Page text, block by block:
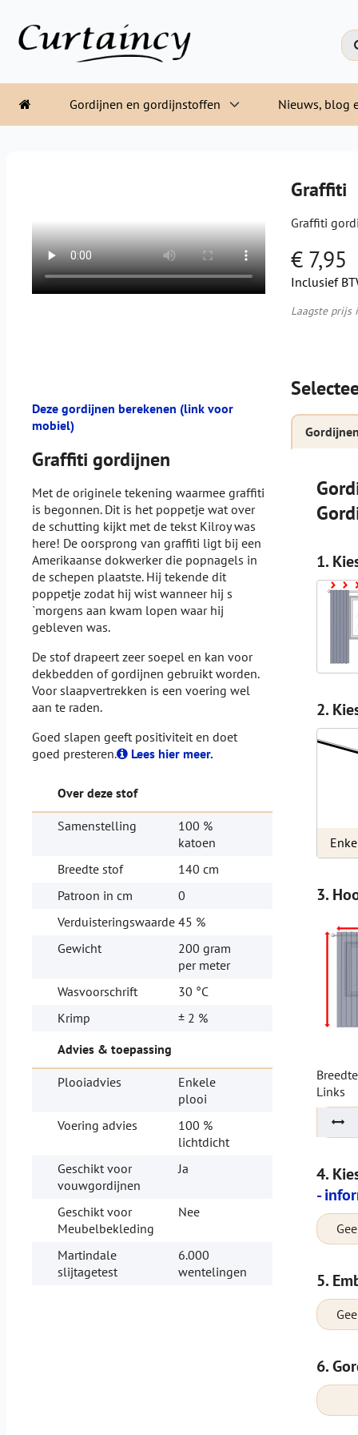
Gordijnen en gordijnstoffen Nieuws, blog
Deze gordijnen berekenen (link voor
mobiel)
Graffiti gordijnen
Met de originele tekening waarmee graffiti
is begonnen. Dit is het poppetje wat over
de schutting kijkt met de tekst Kilroy was
here! De oorsprong van graffiti ligt bij een
Amerikaanse dokwerker die popnagels in
de schepen plaatste. Hij tekende dit
poppetje zodat hij wist wanneer hij s
`morgens aan kwam lopen waar hij
gebleven was.
De stof drapeert zeer soepel en kan voor
dekbedden of gordijnen gebruikt worden.
Voor slaapvertrekken is een voering wel
aan te raden.
Goed slapen geeft positiviteit en doet
goed presteren.
Lees hier meer.
Over deze stof
Samenstelling
100 %
katoen
Breedte stof
140 cm
Patroon in cm
0
Verduisteringswaarde 45 %
Gewicht
200 gram
per meter
Wasvoorschrift
30 °C
Krimp
± 2 %
Advies & toepassing
Plooiadvies
Enkele
plooi
Voering advies
100 %
lichtdicht
Geschikt voor
vouwgordijnen
Ja
Geschikt voor
Meubelbekleding
Nee
Martindale
slijtagetest
6.000
wentelingen
Graffiti
Graffiti
€ 7,95
Inclusief
Laagste prijs
1.
2.
3.
Links
4.
-
5.
6.